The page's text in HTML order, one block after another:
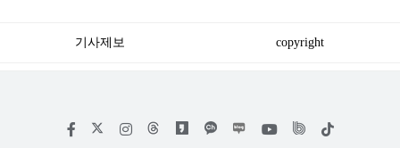
기사제보 copyright
페
인
위
틱